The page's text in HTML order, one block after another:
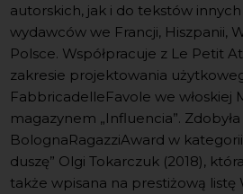
autorskich, jak i do tekstów
wydawców we Francji, Hiszpanii,
Polsce. Współpracuje z Le Petit
zakresie projektowania
FabbricadelleFavole we włoskiej
magazynem „Influencia”.
BolognaRagazziAward w
duszę” Olgi Tokarczuk (2018),
także wpisana na prestiżową listę